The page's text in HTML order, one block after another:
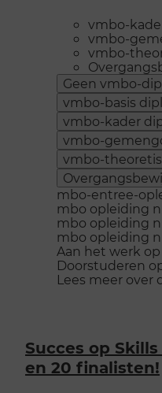
vmbo-
vmbo-
vmbo-
Geen vmbo-
vmbo-basis
vmbo-kader
vmbo-
vmbo-
mbo-entree-
mbo opleiding
mbo opleiding
mbo opleiding
Aan het werk
Doorstuderen
Lees meer over
Succes op
en 20 finalisten!